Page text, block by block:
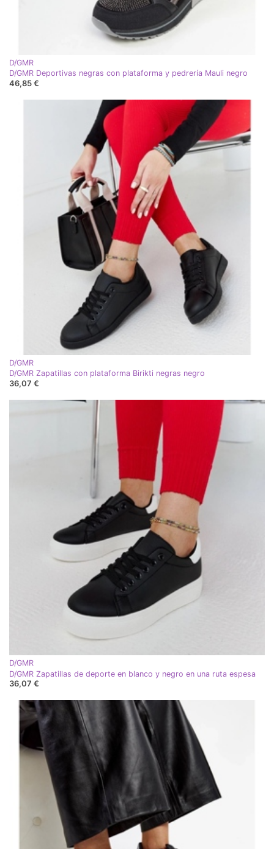
D/GMR
D/GMR Deportivas negras con plataforma y pedrería Mauli negro
46,85 €
D/GMR
D/GMR Zapatillas con plataforma Birikti negras negro
36,07 €
D/GMR
D/GMR Zapatillas de deporte en blanco y negro en una ruta espesa
36,07 €